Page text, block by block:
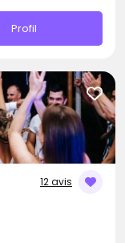
Profil
12 avis